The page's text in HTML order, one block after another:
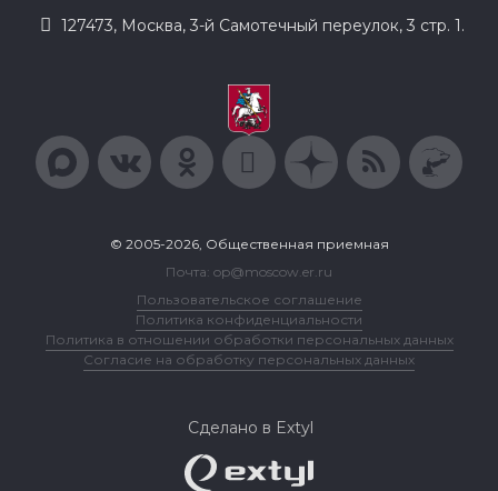
127473, Москва, 3-й Самотечный переулок, 3 стр. 1.
© 2005-2026, Общественная приемная
Почта: op@moscow.er.ru
Пользовательское соглашение
Политика конфиденциальности
Политика в отношении обработки персональных данных
Согласие на обработку персональных данных
Сделано в Extyl